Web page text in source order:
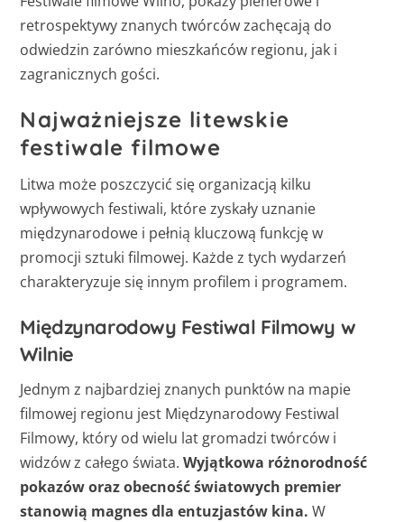
retrospektywy znanych twórców zachęcają do
odwiedzin zarówno mieszkańców regionu, jak i
zagranicznych gości.
Najważniejsze litewskie
festiwale filmowe
Litwa może poszczycić się organizacją kilku
wpływowych festiwali, które zyskały uznanie
międzynarodowe i pełnią kluczową funkcję w
promocji sztuki filmowej. Każde z tych wydarzeń
charakteryzuje się innym profilem i programem.
Międzynarodowy Festiwal Filmowy w
Wilnie
Jednym z najbardziej znanych punktów na mapie
filmowej regionu jest Międzynarodowy Festiwal
Filmowy, który od wielu lat gromadzi twórców i
widzów z całego świata.Wyjątkowa różnorodność
pokazów oraz obecność światowych premier
stanowią magnes dla entuzjastów kina. W